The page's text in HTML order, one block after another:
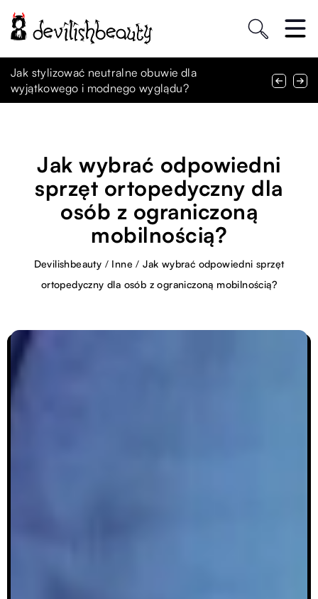
Jakie kolory makijażu będą królować w tym
sezonie na wieczorne wyjścia?
Jak stylizować neutralne obuwie dla
wyjątkowego i modnego wyglądu?
Jak Wybrać Idealną Złotą Bransoletkę na Różne
Okazje
Jak wybrać odpowiedni
sprzęt ortopedyczny dla
osób z ograniczoną
mobilnością?
Devilishbeauty / Inne /Jak wybrać odpowiedni sprzęt
ortopedyczny dla osób z ograniczoną mobilnością?